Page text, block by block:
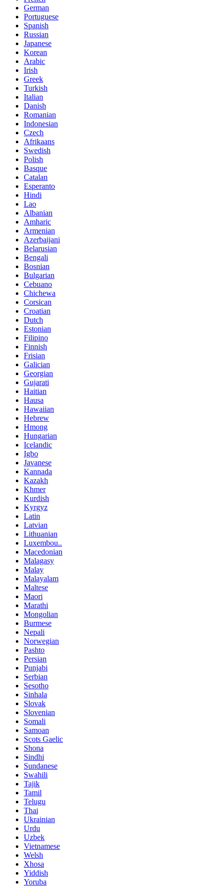
German
Portuguese
Spanish
Russian
Japanese
Korean
Arabic
Irish
Greek
Turkish
Italian
Danish
Romanian
Indonesian
Czech
Afrikaans
Swedish
Polish
Basque
Catalan
Esperanto
Hindi
Lao
Albanian
Amharic
Armenian
Azerbaijani
Belarusian
Bengali
Bosnian
Bulgarian
Cebuano
Chichewa
Corsican
Croatian
Dutch
Estonian
Filipino
Finnish
Frisian
Galician
Georgian
Gujarati
Haitian
Hausa
Hawaiian
Hebrew
Hmong
Hungarian
Icelandic
Igbo
Javanese
Kannada
Kazakh
Khmer
Kurdish
Kyrgyz
Latin
Latvian
Lithuanian
Luxembou..
Macedonian
Malagasy
Malay
Malayalam
Maltese
Maori
Marathi
Mongolian
Burmese
Nepali
Norwegian
Pashto
Persian
Punjabi
Serbian
Sesotho
Sinhala
Slovak
Slovenian
Somali
Samoan
Scots Gaelic
Shona
Sindhi
Sundanese
Swahili
Tajik
Tamil
Telugu
Thai
Ukrainian
Urdu
Uzbek
Vietnamese
Welsh
Xhosa
Yiddish
Yoruba